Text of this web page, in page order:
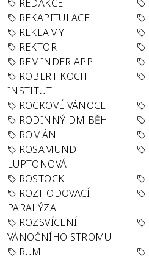
REDAKCE
REKAPITULACE
REKLAMY
REKTOR
REMINDER APP
ROBERT-KOCH
INSTITUT
ROCKOVÉ VÁNOCE
RODINNÝ DM BĚH
ROMÁN
ROSAMUND
LUPTONOVÁ
ROSTOCK
ROZHODOVACÍ
PARALÝZA
ROZSVÍCENÍ
VÁNOČNÍHO STROMU
RUM